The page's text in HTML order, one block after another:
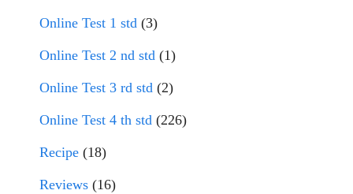
Online Test 1 std (3)
Online Test 2 nd std (1)
Online Test 3 rd std (2)
Online Test 4 th std (226)
Recipe (18)
Reviews (16)